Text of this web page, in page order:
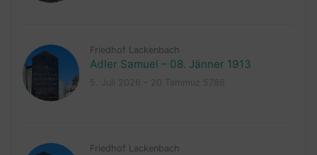
Friedhof Lackenbach
Adler Samuel – 08. Jänner 1913
Friedhof Lackenbach